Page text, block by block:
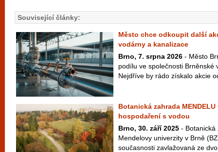
Související články:
Město chce odkoupit další
vodárny a kanalizace
Brno, 7. srpna 2026 - Město
podílu ve společnosti Brněnské
Nejdříve by rádo získalo akcie
Botanická zahrada
hospodaření s vodou
Brno, 30. září 2025 - Botanická
Mendelovy univerzity v Brně
současnosti zavlažovaná ze